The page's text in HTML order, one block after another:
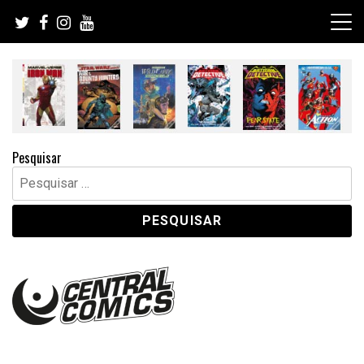
content
Pesquisar
Pesquisar
por: